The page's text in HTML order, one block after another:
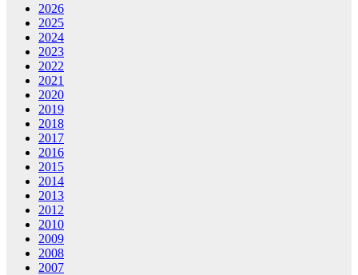
2026
2025
2024
2023
2022
2021
2020
2019
2018
2017
2016
2015
2014
2013
2012
2010
2009
2008
2007